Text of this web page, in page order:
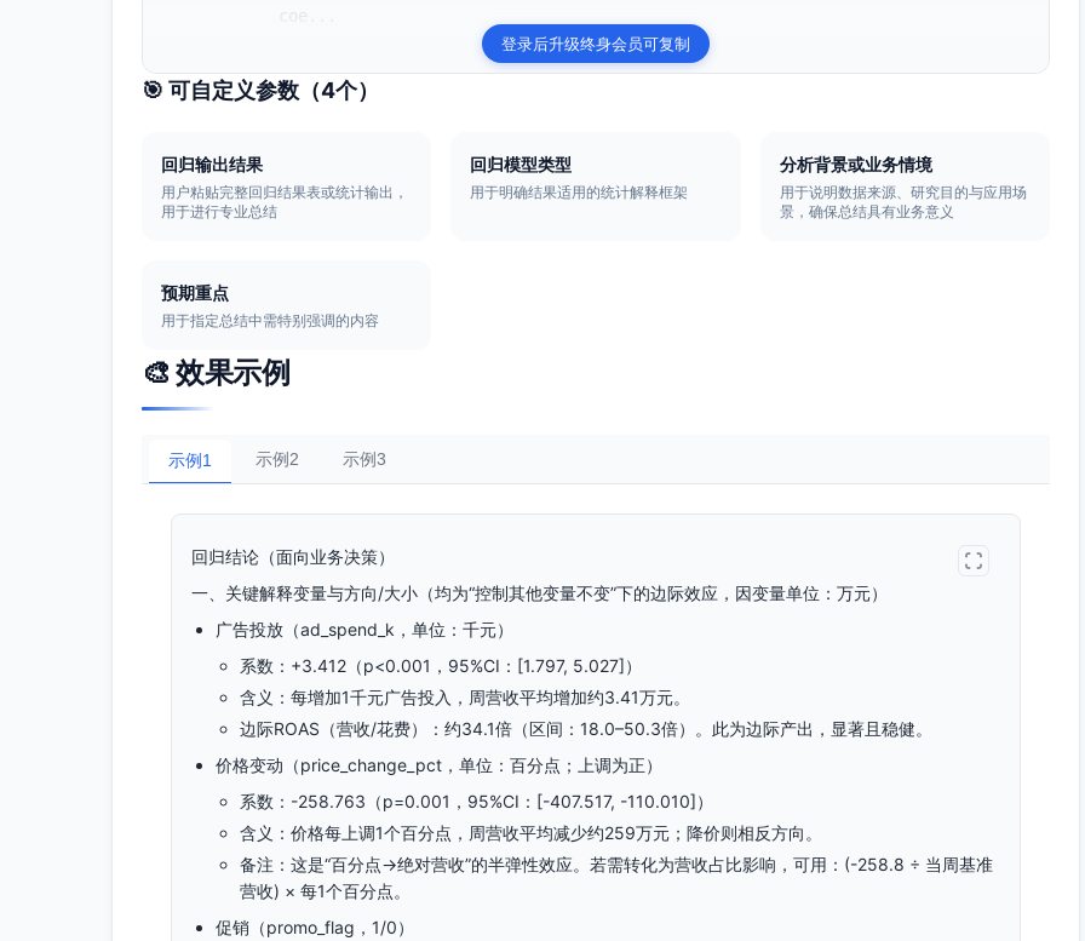
登录后升级终身会员可复制
🎯 可自定义参数（4个）
回归输出结果
用户粘贴完整回归结果表或统计输出，
用于进行专业总结
回归模型类型
用于明确结果适用的统计解释框架
分析背景或业务情境
用于说明数据来源、研究目的与应用场
景，确保总结具有业务意义
预期重点
用于指定总结中需特别强调的内容
🎨 效果示例
示例1 示例2 示例3
回归结论（面向业务决策）
一、关键解释变量与方向/大小（均为“控制其他变量不变”下的边际效应，因变量单位：万元）
广告投放（ad_spend_k，单位：千元）
系数：+3.412（p<0.001，95%CI：[1.797, 5.027]）
含义：每增加1千元广告投入，周营收平均增加约3.41万元。
边际ROAS（营收/花费）：约34.1倍（区间：18.0–50.3倍）。此为边际产出，显著且稳健。
价格变动（price_change_pct，单位：百分点；上调为正）
系数：-258.763（p=0.001，95%CI：[-407.517, -110.010]）
含义：价格每上调1个百分点，周营收平均减少约259万元；降价则相反方向。
备注：这是“百分点→绝对营收”的半弹性效应。若需转化为营收占比影响，可用：(-258.8 ÷ 当周基准
营收) × 每1个百分点。
促销（promo_flag，1/0）